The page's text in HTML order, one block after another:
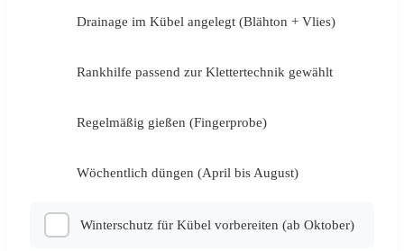
Drainage im Kübel angelegt (Blähton + Vlies)
Rankhilfe passend zur Klettertechnik gewählt
Regelmäßig gießen (Fingerprobe)
Wöchentlich düngen (April bis August)
Winterschutz für Kübel vorbereiten (ab Oktober)